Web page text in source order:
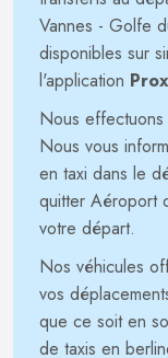
Vannes - Golfe
disponibles sur
l'application
Nous effectuons
Nous vous
en taxi dans le
quitter Aéroport
votre départ.
Nos véhicules
vos
que ce soit en
de taxis en